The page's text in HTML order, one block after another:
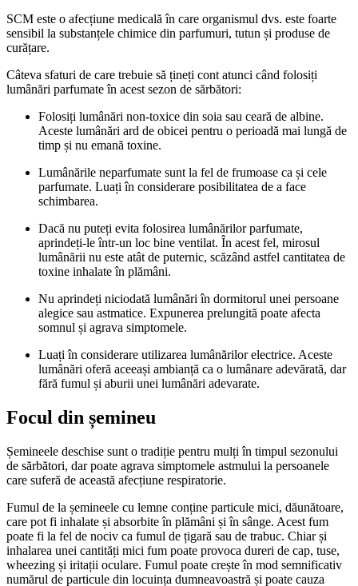
SCM este o afecțiune medicală în care organismul dvs. este foarte
sensibil la substanțele chimice din parfumuri, tutun și produse de
curățare.
Câteva sfaturi de care trebuie să țineți cont atunci când folosiți
lumânări parfumate în acest sezon de sărbători:
Folosiți lumânări non-toxice din soia sau ceară de albine.
Aceste lumânări ard de obicei pentru o perioadă mai lungă de
timp și nu emană toxine.
Lumânările neparfumate sunt la fel de frumoase ca și cele
parfumate. Luați în considerare posibilitatea de a face
schimbarea.
Dacă nu puteți evita folosirea lumânărilor parfumate,
aprindeți-le într-un loc bine ventilat. În acest fel, mirosul
lumânării nu este atât de puternic, scăzând astfel cantitatea de
toxine inhalate în plămâni.
Nu aprindeți niciodată lumânări în dormitorul unei persoane
alegice sau astmatice. Expunerea prelungită poate afecta
somnul și agrava simptomele.
Luați în considerare utilizarea lumânărilor electrice. Aceste
lumânări oferă aceeași ambianță ca o lumânare adevărată, dar
fără fumul și aburii unei lumânări adevarate.
Focul din șemineu
Șemineele deschise sunt o tradiție pentru mulți în timpul sezonului
de sărbători, dar poate agrava simptomele astmului la persoanele
care suferă de această afecțiune respiratorie.
Fumul de la șemineele cu lemne conține particule mici, dăunătoare,
care pot fi inhalate și absorbite în plămâni și în sânge. Acest fum
poate fi la fel de nociv ca fumul de țigară sau de trabuc. Chiar și
inhalarea unei cantități mici fum poate provoca dureri de cap, tuse,
wheezing și iritații oculare. Fumul poate crește în mod semnificativ
numărul de particule din locuința dumneavoastră și poate cauza